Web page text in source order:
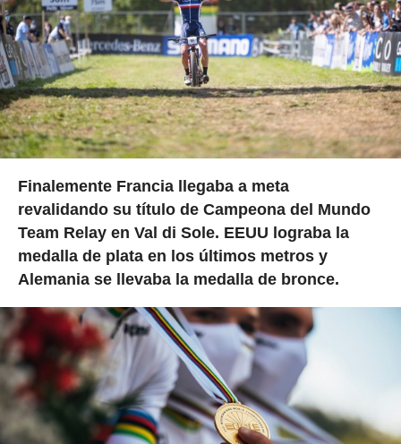
Finalemente Francia llegaba a meta
revalidando su título de Campeona del Mundo
Team Relay en Val di Sole. EEUU lograba la
medalla de plata en los últimos metros y
Alemania se llevaba la medalla de bronce.